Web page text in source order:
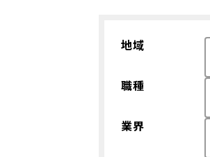
地域
職種
業界